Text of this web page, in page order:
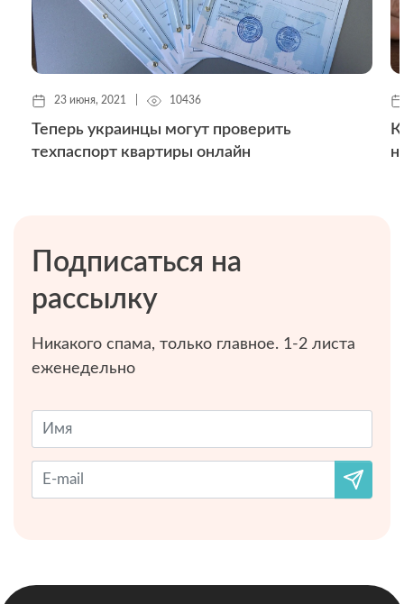
23 июня, 2021 10436
Теперь украинцы могут проверить
техпаспорт квартиры онлайн
Подписаться на
рассылку
Никакого спама, только главное. 1-2 листа
еженедельно